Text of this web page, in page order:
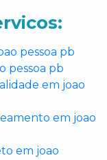
pessoa pb
pessoa pb
em joao
em joao
em joao